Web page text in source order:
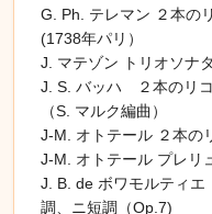
G. Ph. テレマン ２本の
(1738年パリ）
J. マテゾン トリオソナ
J. S. バッハ ２本のリ
（S. マルク編曲）
J-M. オトテール ２本の
J-M. オトテール プレリ
J. B. de ボワモルティエ
調、ニ短調（Op.7)